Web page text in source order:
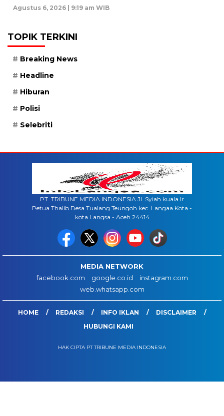
Agustus 6, 2026 | 9:19 am WIB
TOPIK TERKINI
Breaking News
Headline
Hiburan
Polisi
Selebriti
PT. TRIBUNE MEDIA INDONESIA Jl. Syiah kuala lr
Petua Thalib Desa Tualang Teungoh kec. Langaa Kota -
kota Langsa - Aceh 24414
MEDIA NETWORK
facebook.com
google.co.id
instagram.com
web.whatsapp.com
HOME REDAKSI INFO IKLAN
DISCLAIMER
HUBUNGI KAMI
HAK CIPTA PT TRIBUNE MEDIA INDONESIA